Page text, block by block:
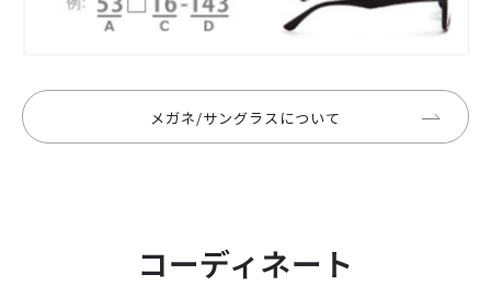
メガネ/サングラスについて
コーディネート